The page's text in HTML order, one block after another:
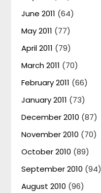
June 2011 (64)
May 2011 (77)
April 2011 (79)
March 2011 (70)
February 2011 (66)
January 2011 (73)
December 2010 (87)
November 2010 (70)
October 2010 (89)
September 2010 (94)
August 2010 (96)